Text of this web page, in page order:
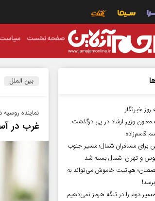
صفحه نخست سیاست
بین الملل
نماینده روسیه
غرب در
خبرنگار
وزیر ارشاد در پی درگذشت
قاسم‌زاده
برای مسافران شمال؛ مسیر جنوب
و تهران–شمال بسته شد
هپاتیت خاموش می‌تواند به
مسیر دوم را در تنگه هرمز نمی‌دهیم